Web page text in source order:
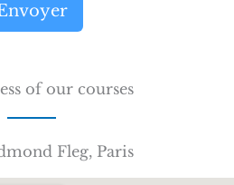
of our courses
Fleg, Paris